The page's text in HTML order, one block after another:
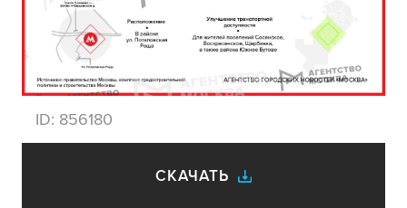
ID: 856180
СКАЧАТЬ